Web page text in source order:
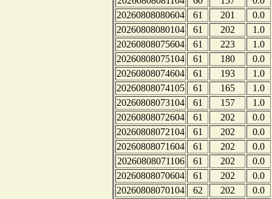
20260808080604
61 201
0.0
20260808080104
61 202
1.0
20260808075604
61 223
1.0
20260808075104
61 180
0.0
20260808074604
61 193
1.0
20260808074105
61 165
1.0
20260808073104
61 157
1.0
20260808072604
61 202
0.0
20260808072104
61 202
0.0
20260808071604
61 202
0.0
20260808071106
61 202
0.0
20260808070604
61 202
0.0
20260808070104
62 202
0.0